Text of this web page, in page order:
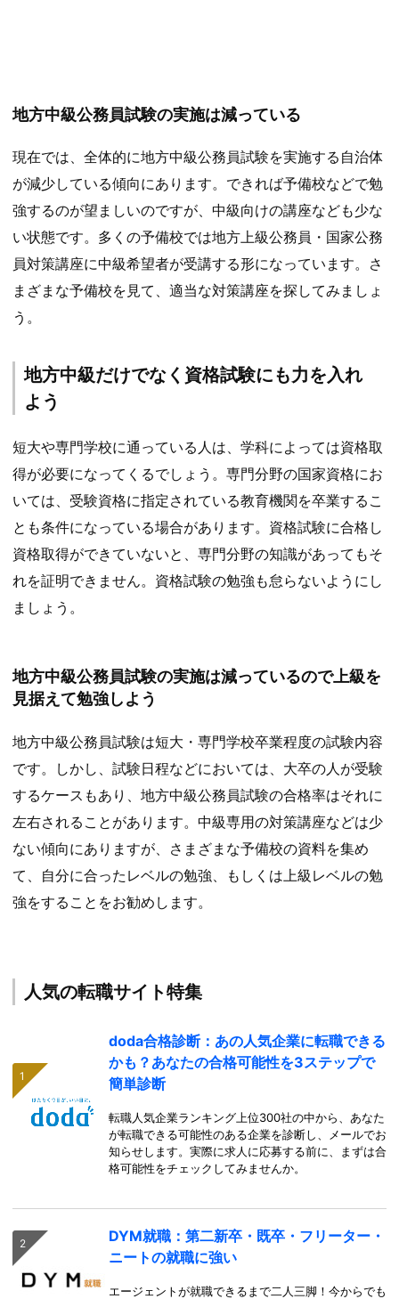
地方中級公務員試験の実施は減っている
現在では、全体的に地方中級公務員試験を実施する自治体
が減少している傾向にあります。できれば予備校などで勉
強するのが望ましいのですが、中級向けの講座なども少な
い状態です。多くの予備校では地方上級公務員・国家公務
員対策講座に中級希望者が受講する形になっています。さ
まざまな予備校を見て、適当な対策講座を探してみましょ
う。
地方中級だけでなく資格試験にも力を入れ
よう
短大や専門学校に通っている人は、学科によっては資格取
得が必要になってくるでしょう。専門分野の国家資格にお
いては、受験資格に指定されている教育機関を卒業するこ
とも条件になっている場合があります。資格試験に合格し
資格取得ができていないと、専門分野の知識があってもそ
れを証明できません。資格試験の勉強も怠らないようにし
ましょう。
地方中級公務員試験の実施は減っているので上級を
見据えて勉強しよう
地方中級公務員試験は短大・専門学校卒業程度の試験内容
です。しかし、試験日程などにおいては、大卒の人が受験
するケースもあり、地方中級公務員試験の合格率はそれに
左右されることがあります。中級専用の対策講座などは少
ない傾向にありますが、さまざまな予備校の資料を集め
て、自分に合ったレベルの勉強、もしくは上級レベルの勉
強をすることをお勧めします。
人気の転職サイト特集
doda合格診断：あの人気企業に転職できる
かも？あなたの合格可能性を3ステップで
簡単診断
転職人気企業ランキング上位300社の中から、あなた
が転職できる可能性のある企業を診断し、メールでお
知らせします。実際に求人に応募する前に、まずは合
格可能性をチェックしてみませんか。
DYM就職：第二新卒・既卒・フリーター・
ニートの就職に強い
エージェントが就職できるまで二人三脚！今からでも